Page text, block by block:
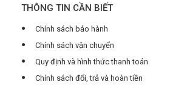
THÔNG TIN CẦN BIẾT
Chính sách bảo hành
Chính sách vận chuyển
Quy định và hình thức thanh toán
Chính sách đổi, trả và hoàn tiền